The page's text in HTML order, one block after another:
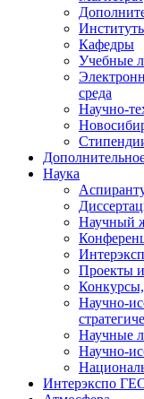
Кафедры
Учебные
среда
Научно-
Наука
Научный
Проекты и
Научно-
Научные
Научно-
Интерэкспо